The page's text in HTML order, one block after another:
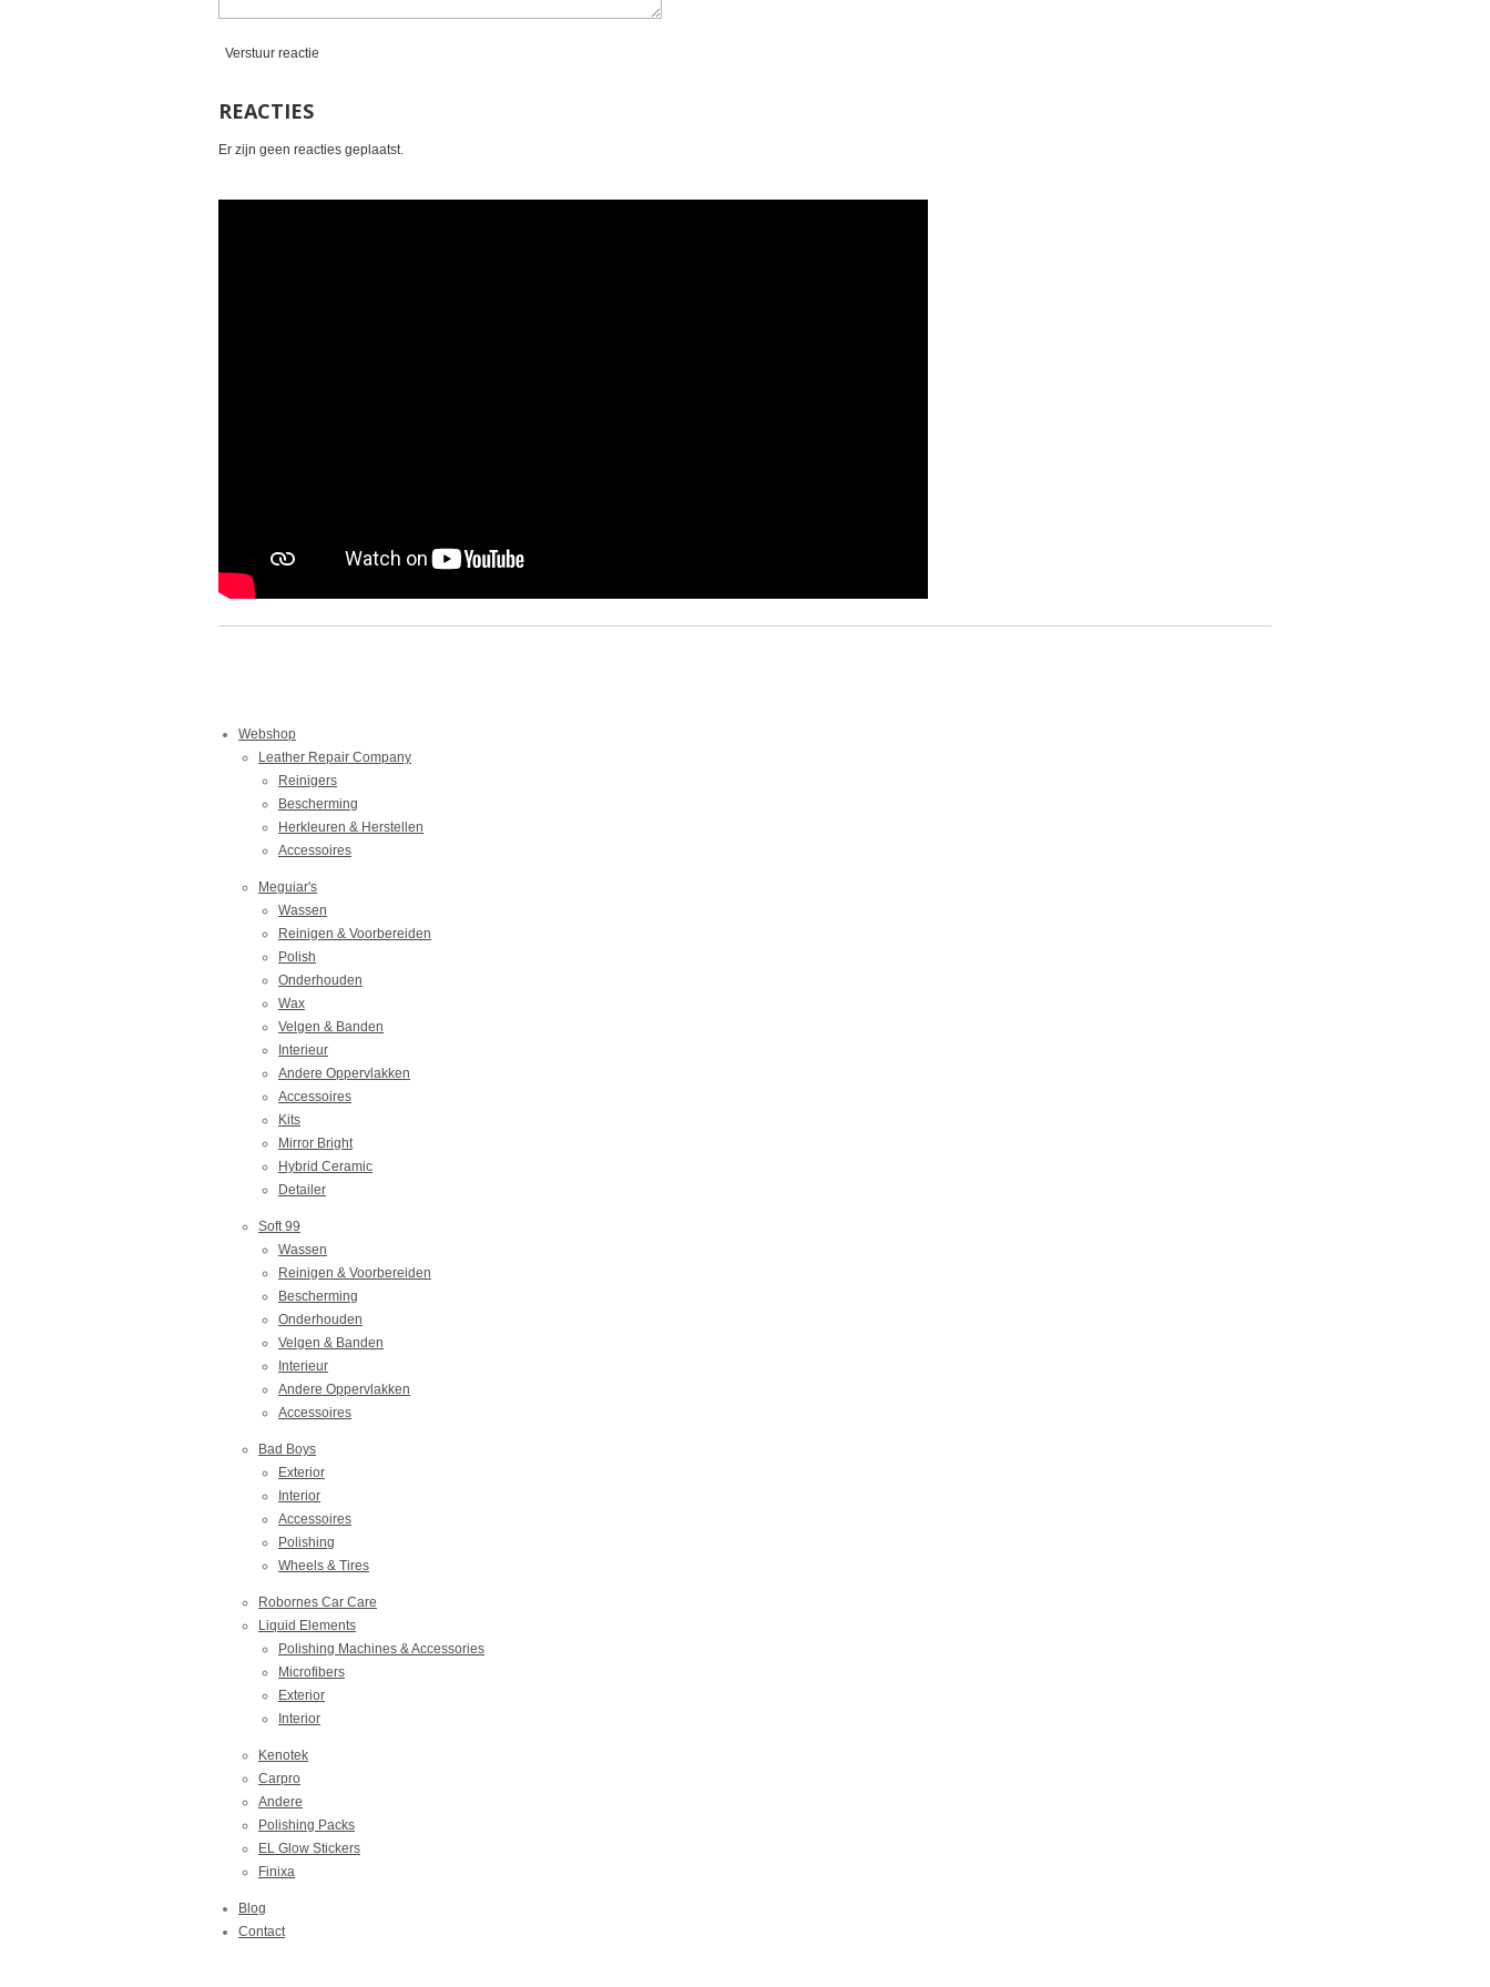
Verstuur reactie
REACTIES
Er zijn geen reacties geplaatst.
Webshop
Leather Repair Company
Reinigers
Bescherming
Herkleuren & Herstellen
Accessoires
Meguiar's
Wassen
Reinigen & Voorbereiden
Polish
Onderhouden
Wax
Velgen & Banden
Interieur
Andere Oppervlakken
Accessoires
Kits
Mirror Bright
Hybrid Ceramic
Detailer
Soft 99
Wassen
Reinigen & Voorbereiden
Bescherming
Onderhouden
Velgen & Banden
Interieur
Andere Oppervlakken
Accessoires
Bad Boys
Exterior
Interior
Accessoires
Polishing
Wheels & Tires
Robornes Car Care
Liquid Elements
Polishing Machines & Accessories
Microfibers
Exterior
Interior
Kenotek
Carpro
Andere
Polishing Packs
EL Glow Stickers
Finixa
Blog
Contact